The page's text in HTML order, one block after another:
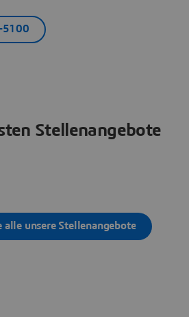
5100
Stellenangebote
alle unsere Stellenangebote